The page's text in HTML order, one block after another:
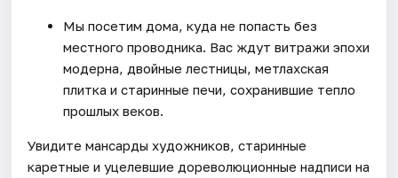
Мы посетим дома, куда не попасть без
местного проводника. Вас ждут витражи эпохи
модерна, двойные лестницы, метлахская
плитка и старинные печи, сохранившие тепло
прошлых веков.
Увидите мансарды художников, старинные
каретные и уцелевшие дореволюционные надписи на